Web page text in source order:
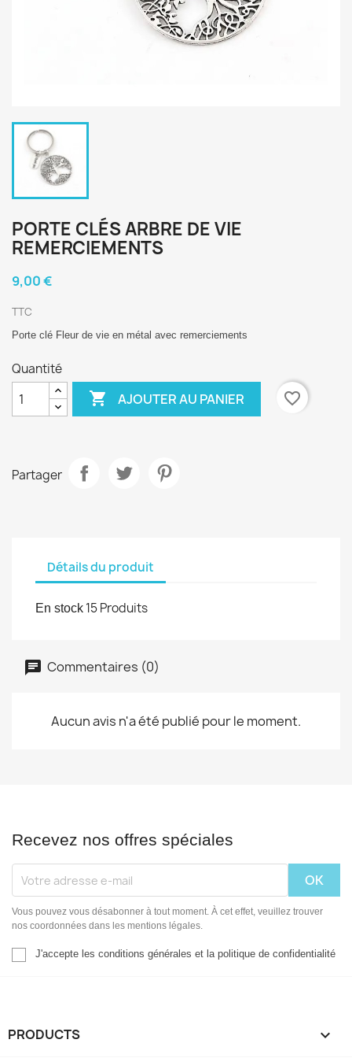
PORTE CLÉS ARBRE DE VIE
REMERCIEMENTS
9,00 €
TTC
Porte clé Fleur de vie en métal avec remerciements
Quantité
 AJOUTER AU PANIER favorite_border
Partager
Détails du produit
En stock 15 Produits
Commentaires (0)
Aucun avis n'a été publié pour le moment.
Recevez nos offres spéciales
Vous pouvez vous désabonner à tout moment. À cet effet, veuillez trouver
nos coordonnées dans les mentions légales.
J'accepte les conditions générales et la politique de confidentialité
PRODUCTS 